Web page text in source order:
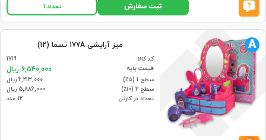
ثبت سفارش تعداد:1
میز آرایشی 177A تسما (12)
کد کالا
1719
قیمت پایه
6,540,000 ریال
سطح 1 (۵٪)
6,213,000 ریال
سطح 2 (۱۰٪)
5,886,000 ریال
تعداد در کارتن
12 عدد
A